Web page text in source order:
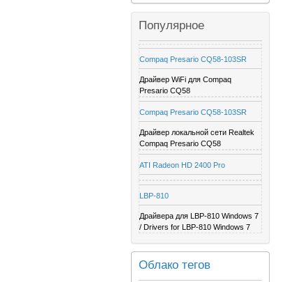
Популярное
Compaq Presario CQ58-103SR
Драйвер WiFi для Compaq
Presario CQ58
Compaq Presario CQ58-103SR
Драйвер локальной сети Realtek
Compaq Presario CQ58
ATI Radeon HD 2400 Pro
LBP-810
Драйвера для LBP-810 Windows 7
/ Drivers for LBP-810 Windows 7
Облако тегов